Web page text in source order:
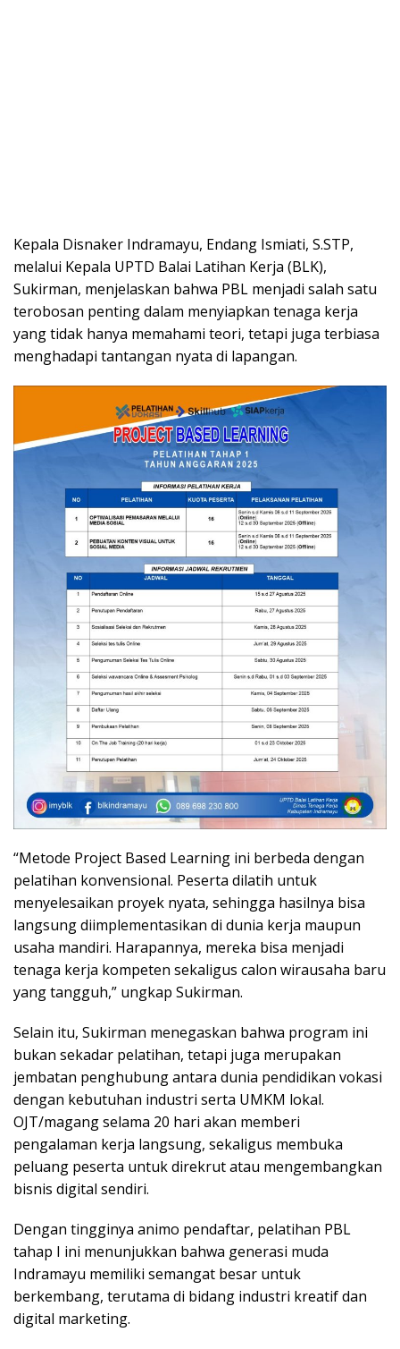
Kepala Disnaker Indramayu, Endang Ismiati, S.STP,
melalui Kepala UPTD Balai Latihan Kerja (BLK),
Sukirman, menjelaskan bahwa PBL menjadi salah satu
terobosan penting dalam menyiapkan tenaga kerja
yang tidak hanya memahami teori, tetapi juga terbiasa
menghadapi tantangan nyata di lapangan.
“Metode Project Based Learning ini berbeda dengan
pelatihan konvensional. Peserta dilatih untuk
menyelesaikan proyek nyata, sehingga hasilnya bisa
langsung diimplementasikan di dunia kerja maupun
usaha mandiri. Harapannya, mereka bisa menjadi
tenaga kerja kompeten sekaligus calon wirausaha baru
yang tangguh,” ungkap Sukirman.
Selain itu, Sukirman menegaskan bahwa program ini
bukan sekadar pelatihan, tetapi juga merupakan
jembatan penghubung antara dunia pendidikan vokasi
dengan kebutuhan industri serta UMKM lokal.
OJT/magang selama 20 hari akan memberi
pengalaman kerja langsung, sekaligus membuka
peluang peserta untuk direkrut atau mengembangkan
bisnis digital sendiri.
Dengan tingginya animo pendaftar, pelatihan PBL
tahap I ini menunjukkan bahwa generasi muda
Indramayu memiliki semangat besar untuk
berkembang, terutama di bidang industri kreatif dan
digital marketing.